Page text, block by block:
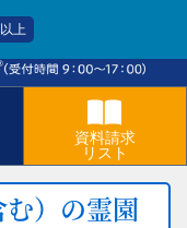
資料請求
リスト
上
）の霊園